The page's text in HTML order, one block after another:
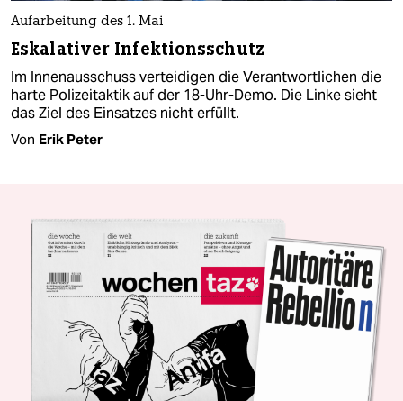
Aufarbeitung des 1. Mai
Eskalativer Infektionsschutz
Im Innenausschuss verteidigen die Verantwortlichen die
harte Polizeitaktik auf der 18-Uhr-Demo. Die Linke sieht
das Ziel des Einsatzes nicht erfüllt.
Von Erik Peter